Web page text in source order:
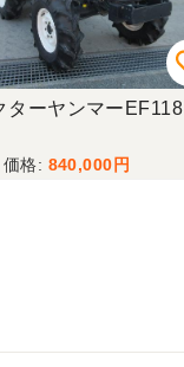
ターヤンマーEF118
840,000